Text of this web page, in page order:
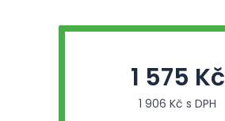
1 575 Kč
1 906 Kč s DPH